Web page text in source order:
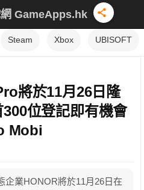
GameApps.hk
Steam Xbox UBISOFT
將於11月26日隆
位登記即有機會
Mobi
企業HONOR將於11月26日在